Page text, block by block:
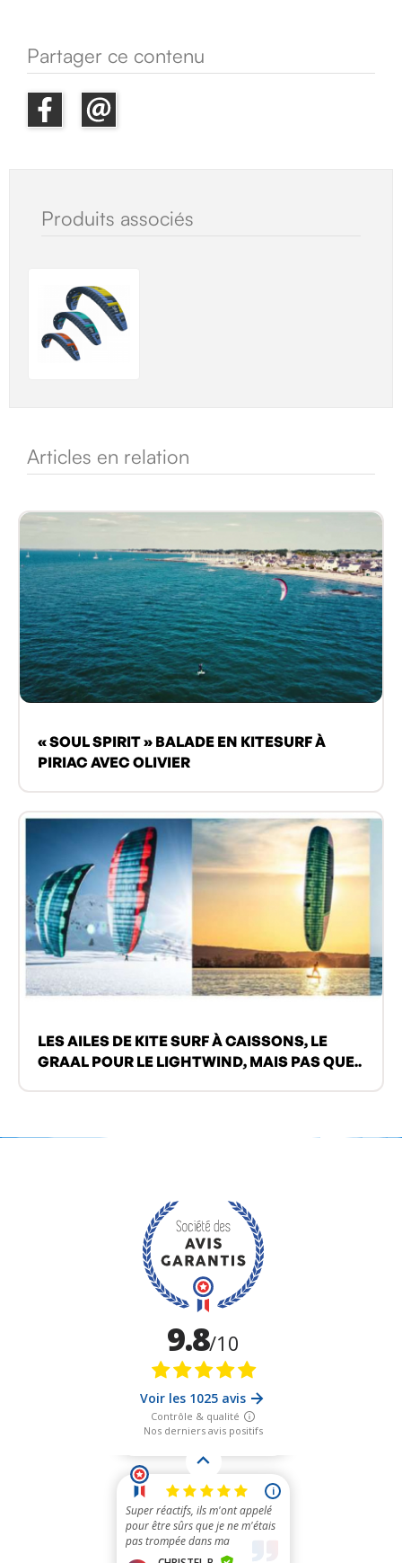
Partager ce contenu
Produits associés
Articles en relation
« SOUL SPIRIT » BALADE EN KITESURF À
PIRIAC AVEC OLIVIER
LES AILES DE KITE SURF À CAISSONS, LE
GRAAL POUR LE LIGHTWIND, MAIS PAS QUE..